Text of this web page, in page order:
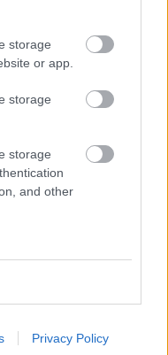
storage
or app.
storage
storage
and other
Privacy Policy
Szolnokon pedig